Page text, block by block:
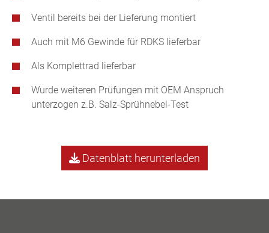
Ventil bereits bei der Lieferung montiert
Auch mit M6 Gewinde für RDKS lieferbar
Als Komplettrad lieferbar
Wurde weiteren Prüfungen mit OEM Anspruch
unterzogen z.B. Salz-Sprühnebel-Test
Datenblatt herunterladen